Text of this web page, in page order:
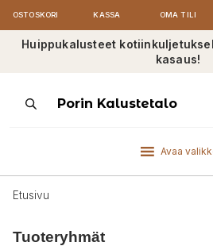
OSTOSKORI KASSA OMA TILI
Huippukalusteet
kasaus!
ProductsPorin Kalustetalo
Avaa
Etusivu
Tuoteryhmät